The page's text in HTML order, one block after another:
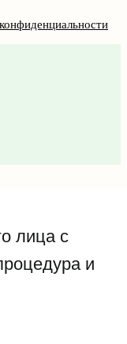
лица с
и